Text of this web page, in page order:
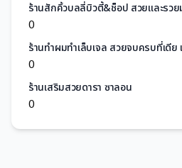
ร้านสักคิ้วบลลี่บิวตี้&ช็อป สวยและรวย
0
ร้านทำผมทำเล็บเจล สวยจบครบที่เดี
0
ร้านเสริมสวยดารา ซาลอน
0